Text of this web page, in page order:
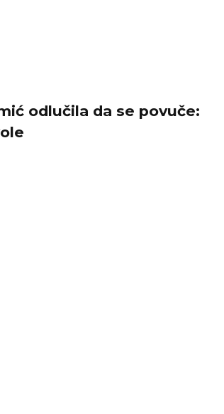
odlučila da se povuče: